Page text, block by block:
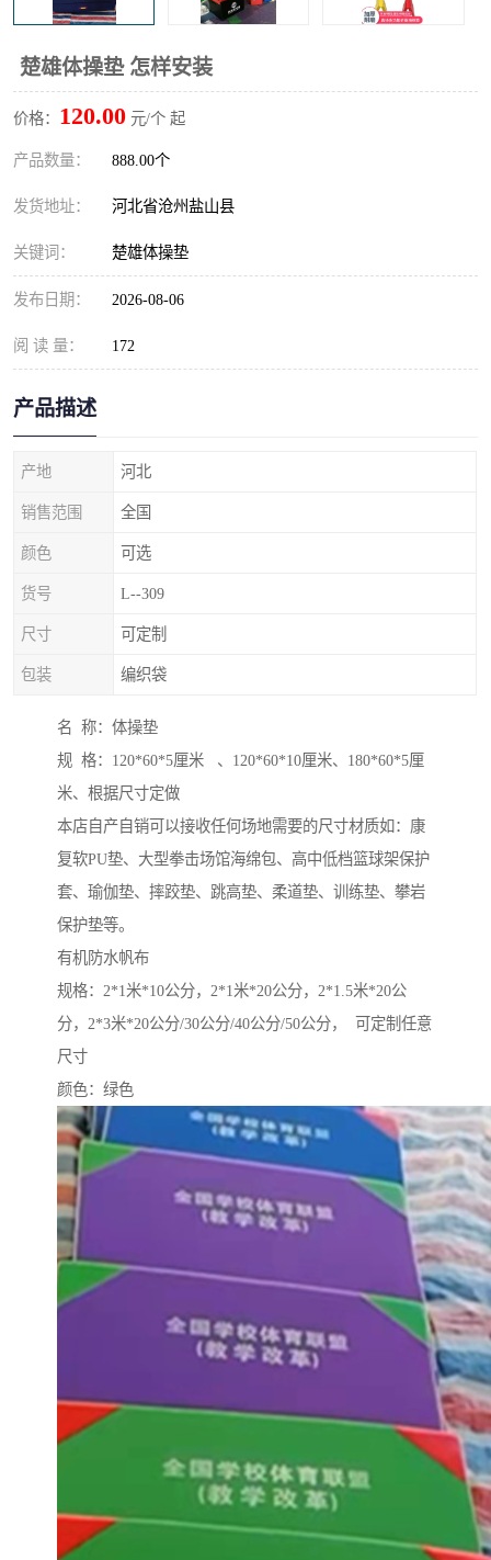
楚雄体操垫 怎样安装
价格： 120.00 元/个 起
产品数量： 888.00个
发货地址： 河北省沧州盐山县
关键词： 楚雄体操垫
发布日期： 2026-08-06
阅 读 量： 172
产品描述
产地 河北
销售范围 全国
颜色 可选
货号 L--309
尺寸 可定制
包装 编织袋
名 称：体操垫
规 格：120*60*5厘米 、120*60*10厘米、180*60*5厘
米、根据尺寸定做
本店自产自销可以接收任何场地需要的尺寸材质如：康
复软PU垫、大型拳击场馆海绵包、高中低档篮球架保护
套、瑜伽垫、摔跤垫、跳高垫、柔道垫、训练垫、攀岩
保护垫等。
有机防水帆布
规格：2*1米*10公分，2*1米*20公分，2*1.5米*20公
分，2*3米*20公分/30公分/40公分/50公分， 可定制任意
尺寸
颜色：绿色